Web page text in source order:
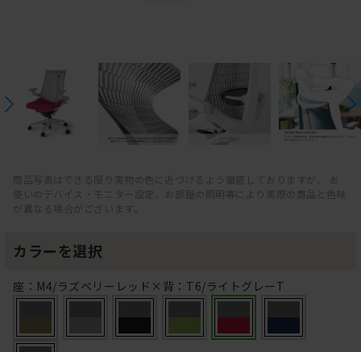
商品写真はできる限り実物の色に近づけるよう徹底しておりますが、 お
使いのデバイス・モニター設定、お部屋の照明等により実際の商品と色味
が異なる場合がございます。
カラーを選択
座：M4/ラズベリーレッド×背：T6/ライトグレーT